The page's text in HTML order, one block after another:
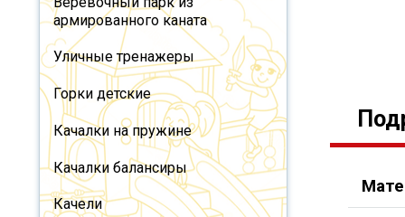
армированного каната
Уличные тренажеры
Горки детские
Качалки на пружине
Качалки балансиры
Качели